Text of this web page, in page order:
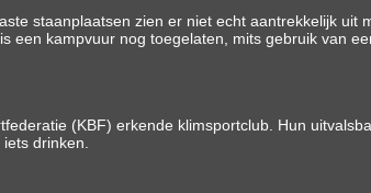
staanplaatsen zien er niet echt aantrekkelijk
een kampvuur nog toegelaten, mits gebruik van
(KBF) erkende klimsportclub. Hun
drinken.